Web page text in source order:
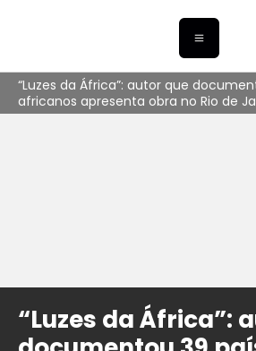
“Luzes da África”: autor que
africanos apresenta obra no Rio de
“Luzes da África”: